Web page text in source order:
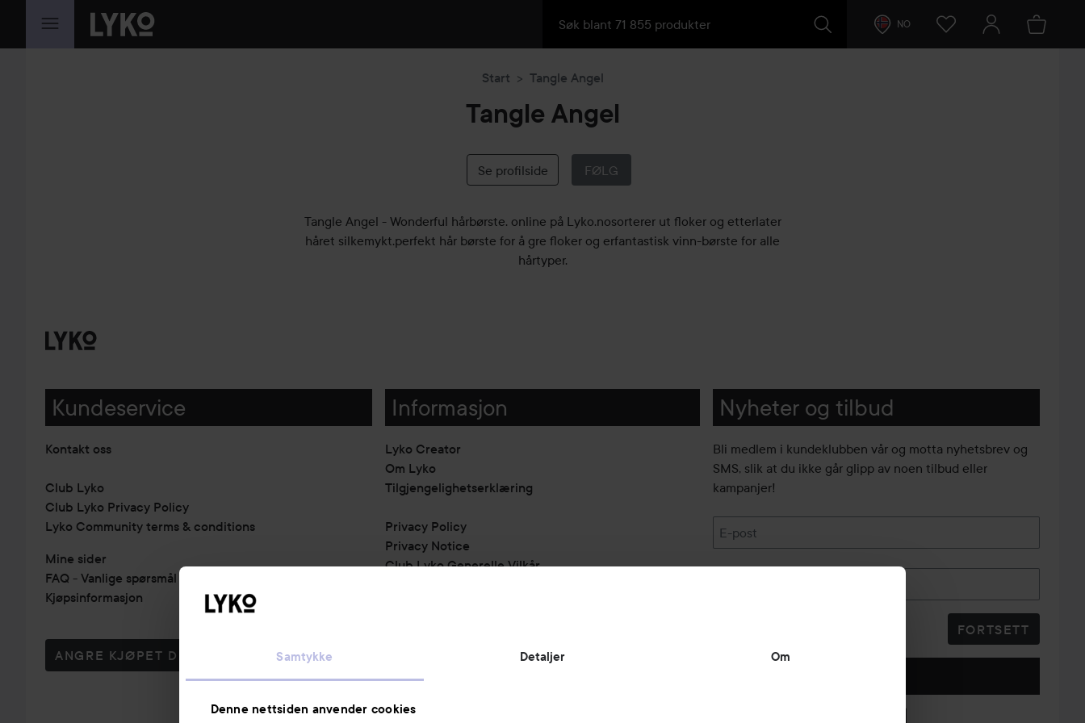
Samtykke Detaljer Om
Denne nettsiden anvender cookies
GÅ TIL INNHOLD NO
Start Tangle Angel
Tangle Angel
Se profilside FØLG
Tangle Angel - Wonderful hårbørste. online på Lyko.nosorterer ut floker og etterlater
håret silkemykt.perfekt hår børste for å gre floker og erfantastisk vinn-børste for alle
hårtyper.
Kundeservice
Kontakt oss
Club Lyko
Club Lyko Privacy Policy
Lyko Community terms & conditions
Mine sider
FAQ - Vanlige spørsmål & svar
Kjøpsinformasjon
ANGRE KJØPET DITT
Informasjon
Lyko Creator
Om Lyko
Tilgjengelighetserklæring
Privacy Policy
Privacy Notice
Club Lyko Generelle Vilkår
Rabattkoder
Helthjem
Nyheter og tilbud
Bli medlem i kundeklubben vår og motta nyhetsbrev og
SMS, slik at du ikke går glipp av noen tilbud eller
kampanjer!
E-post
FORTSETT